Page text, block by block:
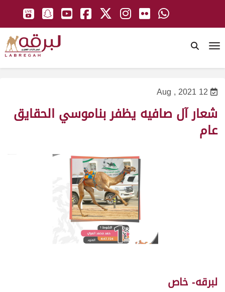
12 Aug , 2021
شعار آل صافيه يظفر بناموسي الحقايق
عام
لبرقه- خاص